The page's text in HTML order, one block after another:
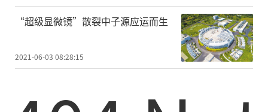
梁杰表示，发挥平台系统“千里
眼”“顺风耳”作用，可以快速抽查全区煤
矿企业的证照、图纸、隐患和地图位置等基
瓦斯、一氧化碳、风速、水位、温度和断
“超级显微镜”散裂中子源应运而生
2021-06-03 08:28:15